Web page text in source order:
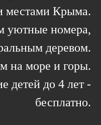
местами Крыма.
уютные номера,
деревом.
на море и горы.
детей до 4 лет -
бесплатно.